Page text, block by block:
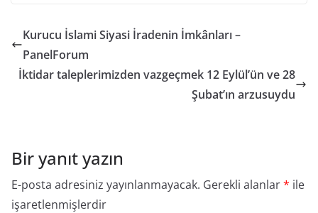
Kurucu İslami Siyasi İradenin İmkânları –
PanelForum
İktidar taleplerimizden vazgeçmek 12 Eylül’ün ve 28
Şubat’ın arzusuydu
Bir yanıt yazın
E-posta adresiniz yayınlanmayacak. Gerekli alanlar* ile
işaretlenmişlerdir